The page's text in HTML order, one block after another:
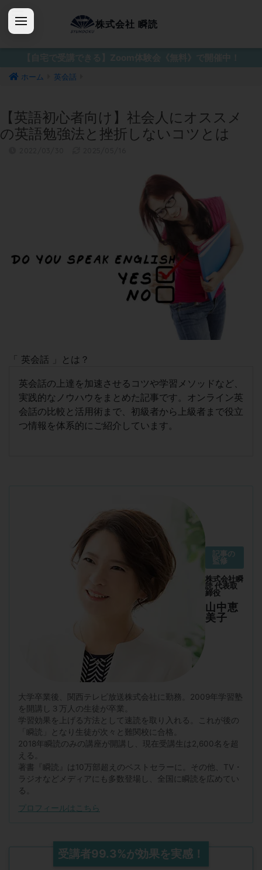
株式会社 瞬読
ホーム 英会話
【英語初心者向け】社会人にオススメ
の英語勉強法と挫折しないコツとは
「 英会話 」とは？
英会話の上達を加速させるコツや学習メソッドなど、
実践的なノウハウをまとめた記事です。オンライン英
会話の比較と活用術まで、初級者から上級者まで役立
つ情報を体系的にご紹介しています。
記事の
監修
株式会社瞬
読 代表取
締役
山中恵
美子
大学卒業後、関西テレビ放送株式会社に勤務。2009年学習塾
を開講し３万人の生徒が卒業。
学習効果を上げる方法として速読を取り入れる。これが後の
「瞬読」となり生徒が次々と難関校に合格。
2018年瞬読のみの講座が開講し、現在受講生は2,600名を超
える。
著書『瞬読』は10万部超えのベストセラーに。その他、TV・
ラジオなどメディアにも多数登場し、全国に瞬読を広めてい
る。
プロフィールはこちら
受講者99.3%が効果を実感！